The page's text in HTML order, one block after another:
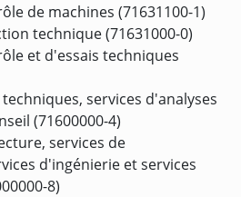
de machines (71631100-1)
technique (71631000-0)
et d'essais techniques
services d'analyses
(71600000-4)
services de
d'ingénierie et services
8)